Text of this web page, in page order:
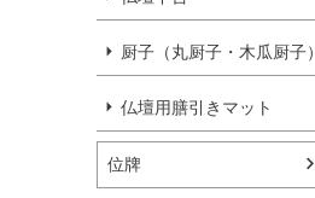
厨子（丸厨子・木瓜厨子）
仏壇用膳引きマット
位牌